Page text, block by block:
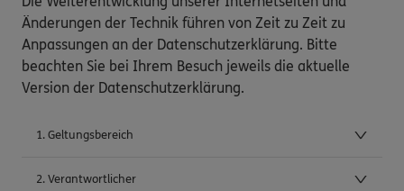
Änderungen der Technik führen von Zeit zu Zeit zu
Anpassungen an der Datenschutzerklärung. Bitte
beachten Sie bei Ihrem Besuch jeweils die aktuelle
Version der Datenschutzerklärung.
1. Geltungsbereich
2. Verantwortlicher